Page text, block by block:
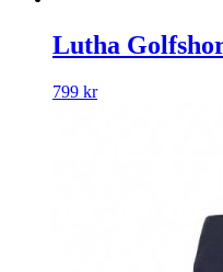
Lutha
799 kr